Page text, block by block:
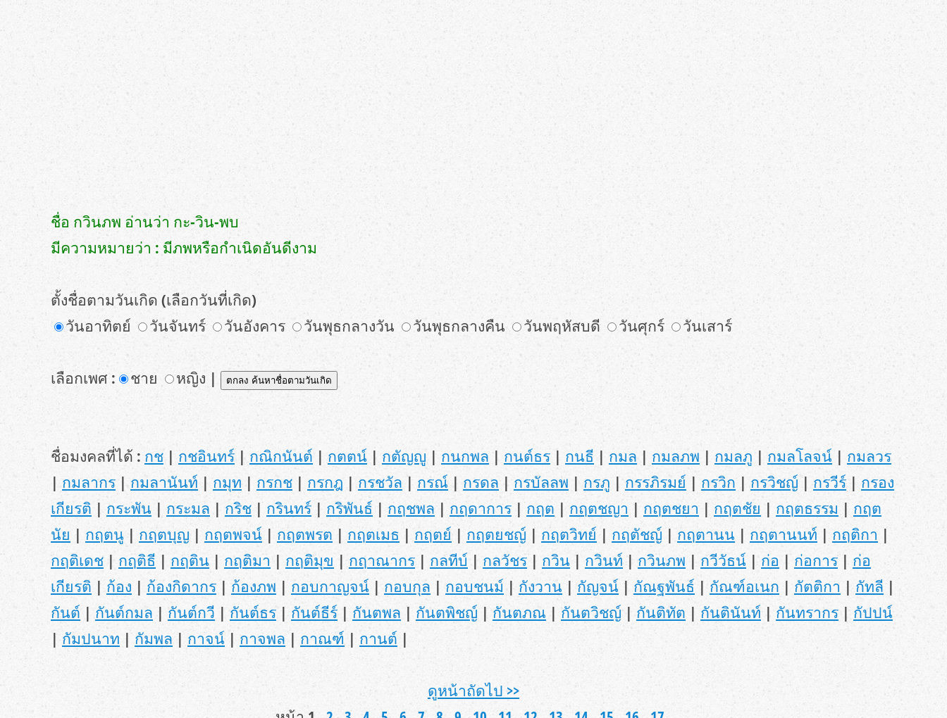
ชื่อ กวินภพ อ่านว่า กะ-วิน-พบ
มีความหมายว่า : มีภพหรือกำเนิดอันดีงาม
ตั้งชื่อตามวันเกิด (เลือกวันที่เกิด)
วันอาทิตย์
วันจันทร์ วันอังคาร วันพุธกลางวัน วันพุธกลางคืน วันพฤหัสบดี วันศุกร์ วันเสาร์
เลือกเพศ : ชาย หญิง |
ชื่อมงคลที่ได้ : กช | กชอินทร์ | กณิกนันต์ | กตตน์ | กตัญญู | กนกพล | กนต์ธร | กนธี | กมล| กมลภพ | กมลภู | กมลโลจน์ | กมลวร
| กมลากร |กมลานันท์ | กมุท | กรกช | กรกฎ | กรชวัล | กรณ์ | กรดล | กรบัลลพ | กรภู |กรรภิรมย์ | กรวิก | กรวิชญ์ | กรวีร์ | กรอง
เกียรติ | กระพัน | กระมล | กริช | กรินทร์ | กริพันธ์ | กฤชพล | กฤดาการ |กฤต | กฤตชญา | กฤตชยา | กฤตชัย | กฤตธรรม | กฤต
นัย | กฤตนู | กฤตบุญ | กฤตพจน์ | กฤตพรต | กฤตเมธ | กฤตย์ | กฤตยชญ์ | กฤตวิทย์ | กฤตัชญ์ | กฤตานน | กฤตานนท์ | กฤติกา |
กฤติเดช | กฤติธี | กฤติน | กฤติมา | กฤติมุข | กฤาณากร | กลทีบ์ | กลวัชร | กวิน | กวินท์ | กวินภพ | กวีวัธน์ | ก่อ | ก่อการ | ก่อ
เกียรติ | ก้อง | ก้องกิดากร | ก้องภพ | กอบกาญจน์ | กอบกุล | กอบชนม์| กังวาน | กัญจน์ | กัณฐพันธ์ | กัณฑ์อเนก | กัตติกา | กัทลี |
กันต์ | กันต์กมล | กันต์กวี |กันต์ธร | กันต์ธีร์ | กันตพล | กันตพิชญ์ |กันตภณ | กันตวิชญ์| กันติทัต | กันตินันท์ | กันทรากร | กัปปน์
| กัมปนาท |กัมพล | กาจน์ | กาจพล | กาณฑ์ | กานต์ |
ดูหน้าถัดไป >>